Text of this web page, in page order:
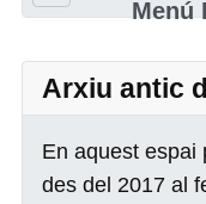
Menú
Arxiu antic
En aquest espai
des del 2017 al